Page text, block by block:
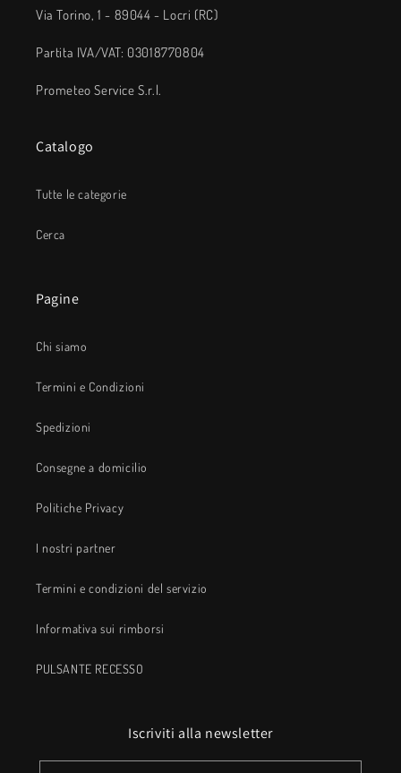
Via Torino, 1 - 89044 - Locri (RC)
Partita IVA/VAT: 03018770804
Prometeo Service S.r.l.
Catalogo
Tutte le categorie
Cerca
Pagine
Chi siamo
Termini e Condizioni
Spedizioni
Consegne a domicilio
Politiche Privacy
I nostri partner
Termini e condizioni del servizio
Informativa sui rimborsi
PULSANTE RECESSO
Iscriviti alla newsletter